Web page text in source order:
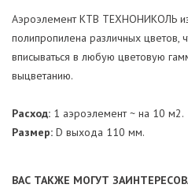
Аэроэлемент КТВ ТЕХНОНИКОЛЬ
полипропилена различных цветов,
вписываться в любую цветовую
выцветанию.
Расход: 1 аэроэлемент ~ на 10 м2.
Размер: D выхода 110 мм.
ВАС ТАКЖЕ МОГУТ